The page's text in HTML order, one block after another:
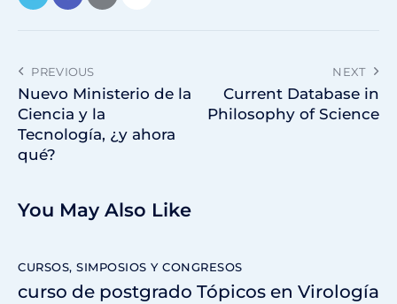
PREVIOUS
Nuevo Ministerio de la
Ciencia y la
Tecnología, ¿y ahora
qué?
NEXT
Current Database in
Philosophy of Science
You May Also Like
CURSOS, SIMPOSIOS Y CONGRESOS
curso de postgrado Tópicos en Virología